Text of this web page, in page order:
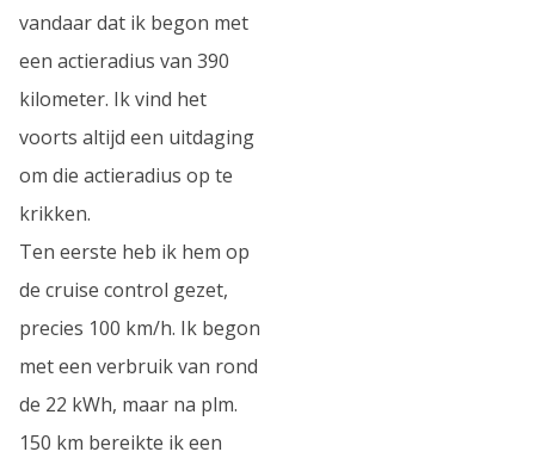
vandaar dat ik begon met
een actieradius van 390
kilometer. Ik vind het
voorts altijd een uitdaging
om die actieradius op te
krikken.
Ten eerste heb ik hem op
de cruise control gezet,
precies 100 km/h. Ik begon
met een verbruik van rond
de 22 kWh, maar na plm.
150 km bereikte ik een